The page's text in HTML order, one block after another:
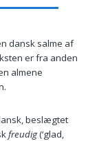
dansk salme af
er fra anden
almene
beslægtet
freudig(‘glad,